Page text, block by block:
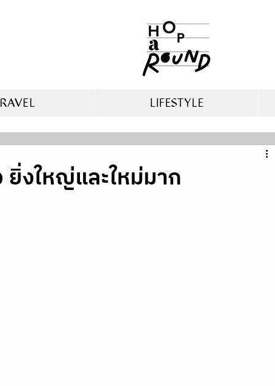
LIFESTYLE
งใหญ่และใหม่มาก